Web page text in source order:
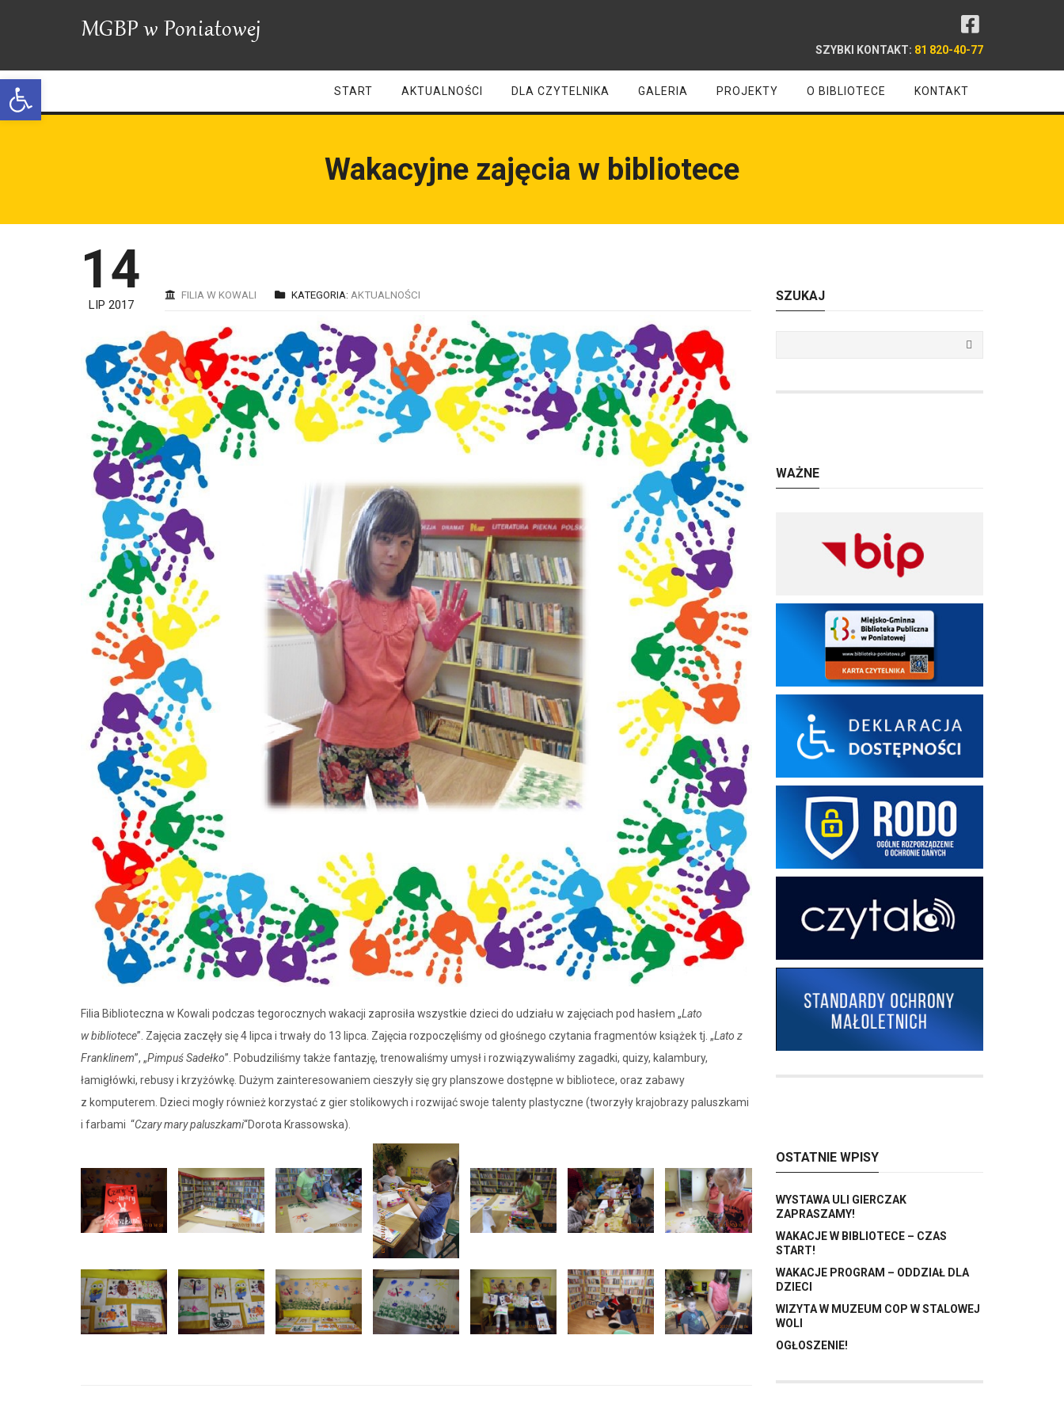
Open toolbar
SZYBKI KONTAKT: 81 820-40-77
START AKTUALNOŚCI DLA CZYTELNIKA GALERIA PROJEKTY O BIBLIOTECE KONTAKT
Wakacyjne zajęcia w bibliotece
14
LIP 2017
FILIA W KOWALI KATEGORIA: AKTUALNOŚCI
Filia Biblioteczna w Kowali podczas tegorocznych wakacji zaprosiła wszystkie dzieci do udziału w zajęciach pod hasłem „Lato
w bibliotece”. Zajęcia zaczęły się 4 lipca i trwały do 13 lipca. Zajęcia rozpoczęliśmy od głośnego czytania fragmentów książek tj. „Lato z
Franklinem”, „Pimpuś Sadełko”. Pobudziliśmy także fantazję, trenowaliśmy umysł i rozwiązywaliśmy zagadki, quizy, kalambury,
łamigłówki, rebusy i krzyżówkę. Dużym zainteresowaniem cieszyły się gry planszowe dostępne w bibliotece, oraz zabawy
z komputerem. Dzieci mogły również korzystać z gier stolikowych i rozwijać swoje talenty plastyczne (tworzyły krajobrazy paluszkami
i farbami “Czary mary paluszkami“Dorota Krassowska).
SZUKAJ
WAŻNE
OSTATNIE WPISY
WYSTAWA ULI GIERCZAK
ZAPRASZAMY!
WAKACJE W BIBLIOTECE – CZAS
START!
WAKACJE PROGRAM – ODDZIAŁ DLA
DZIECI
WIZYTA W MUZEUM COP W STALOWEJ
WOLI
OGŁOSZENIE!